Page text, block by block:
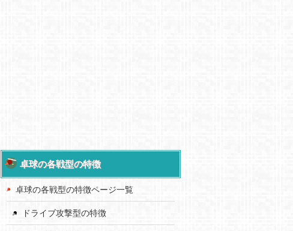
卓球の各戦型の特徴
卓球の各戦型の特徴ページ一覧
ドライブ攻撃型の特徴